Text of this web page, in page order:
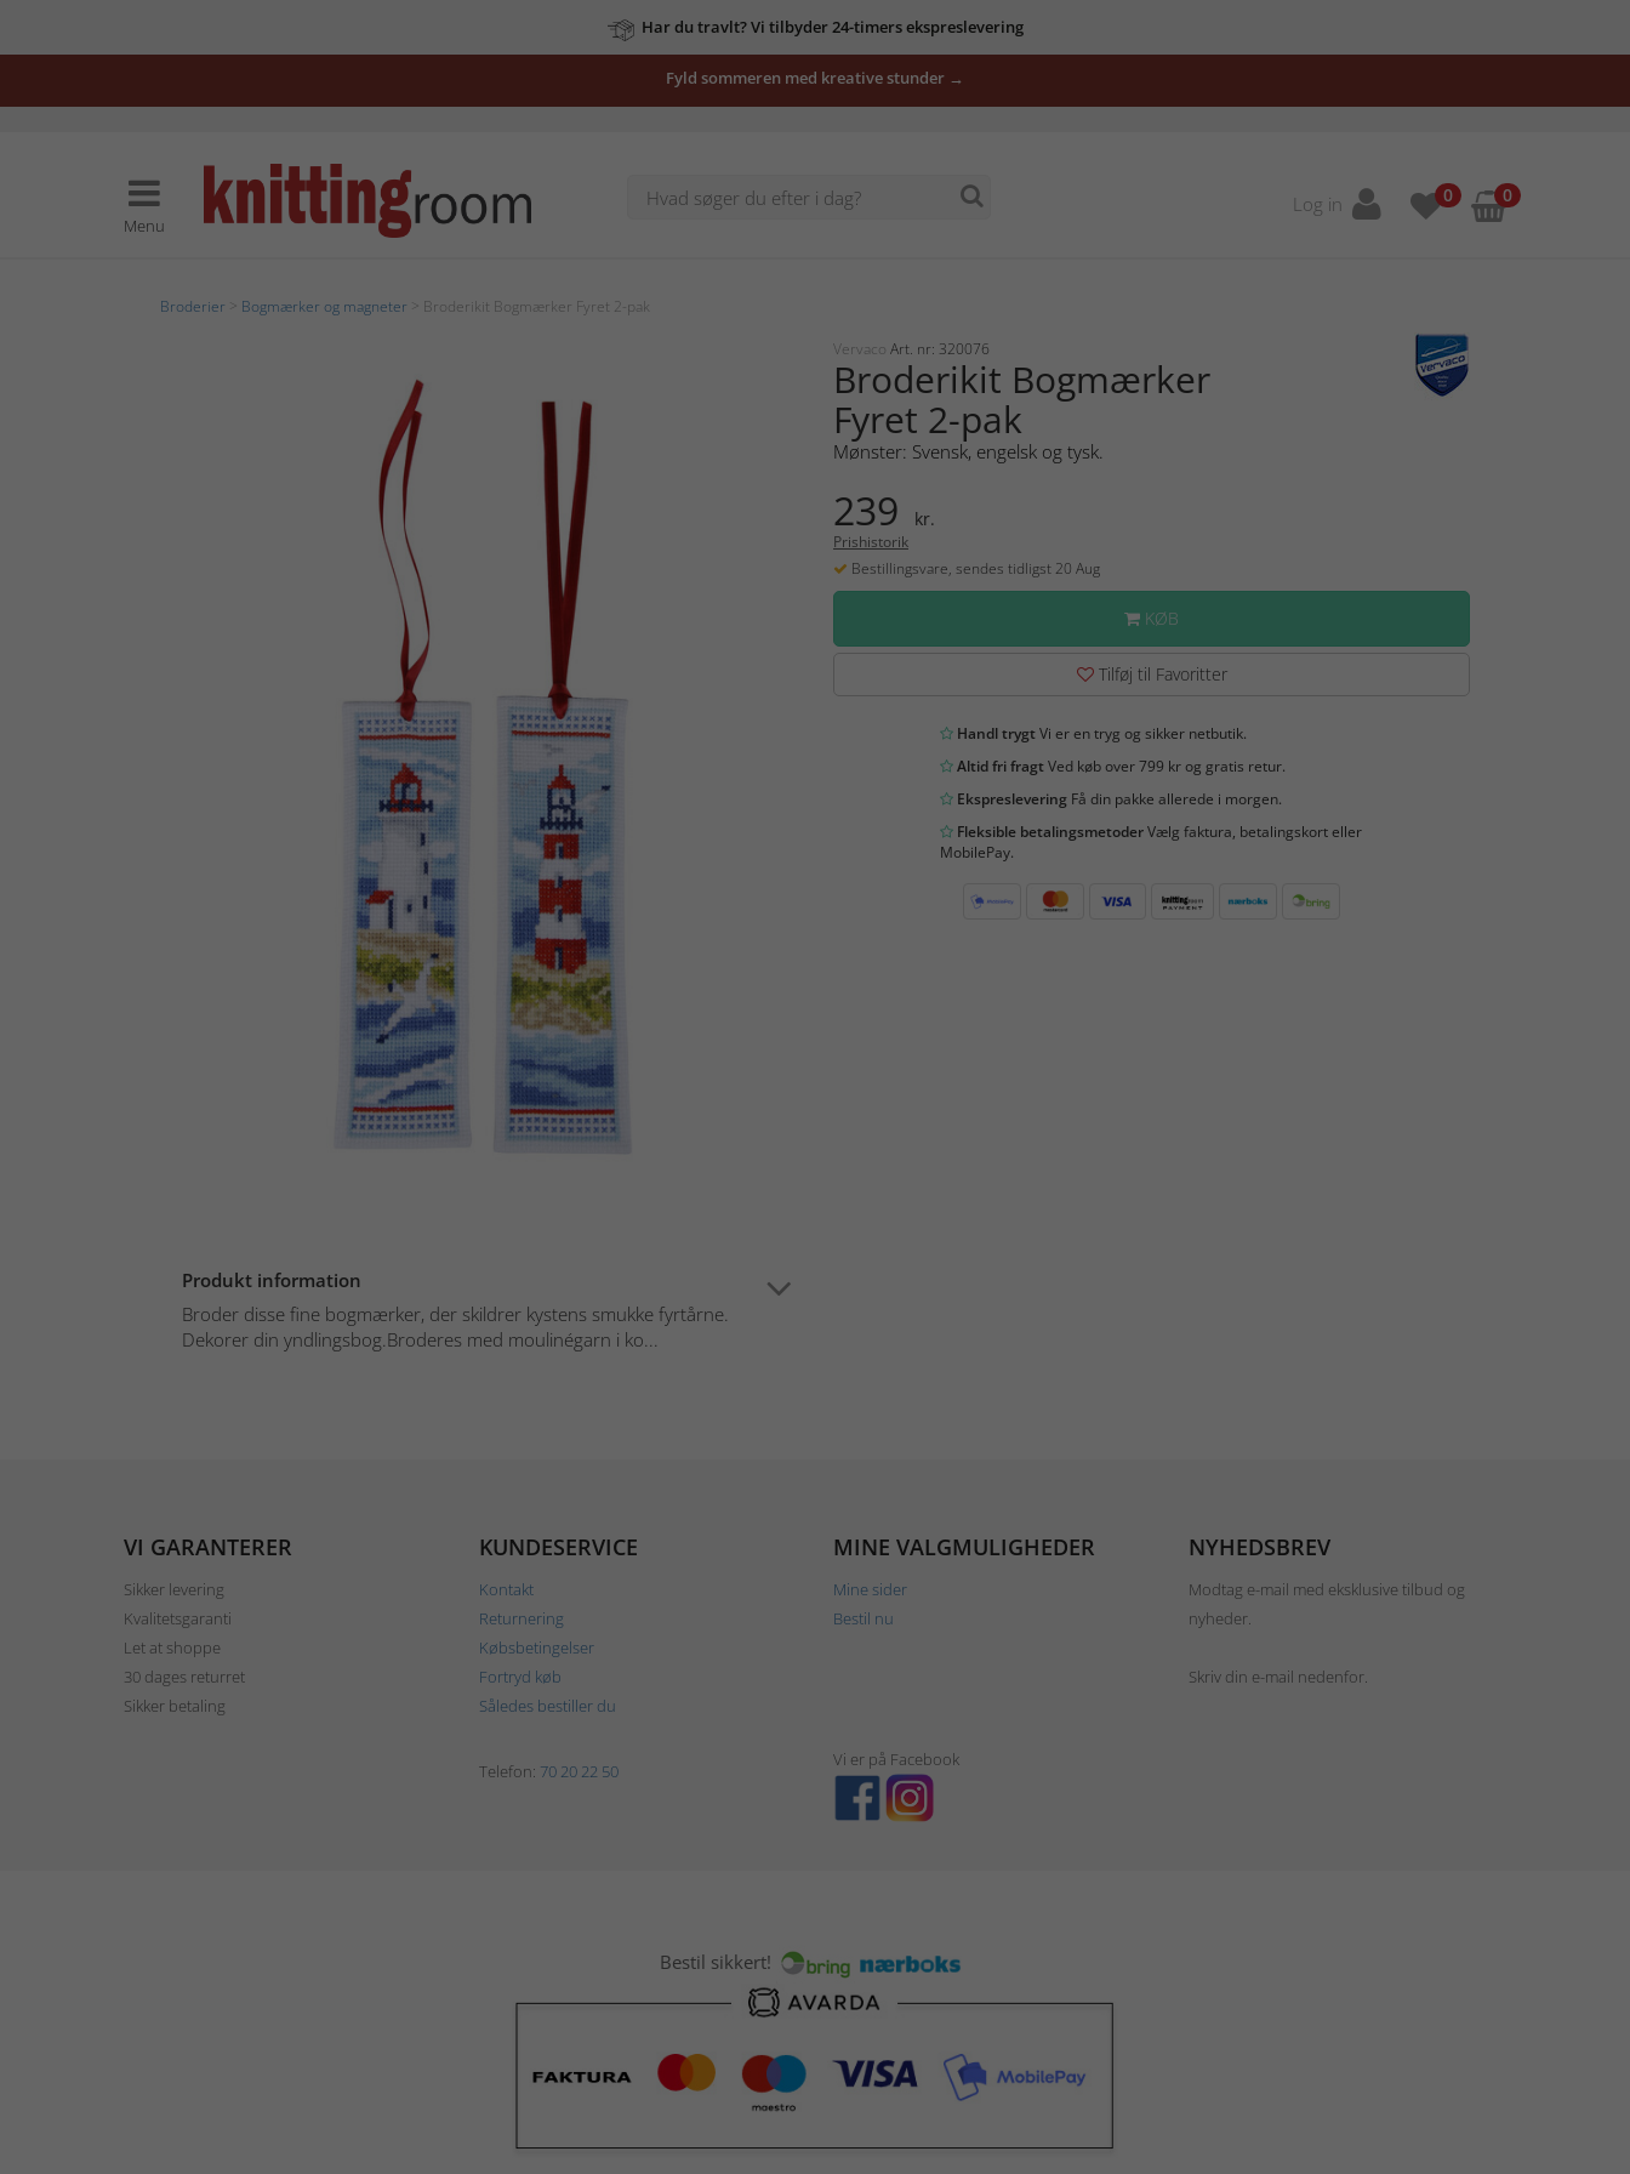
Har du travlt? Vi tilbyder 24-timers ekspreslevering
Fyld sommeren med kreative stunder →
Menu
Log in 0 0
Broderier Bogmærker og magneter > Broderikit Bogmærker Fyret 2-pak
Produkt information
Broder disse fine bogmærker, der skildrer kystens smukke fyrtårne.
Dekorer din yndlingsbog.Broderes med moulinégarn i ko...
Vervaco Art. nr: 320076
Broderikit Bogmærker
Fyret 2-pak
Mønster: Svensk, engelsk og tysk.
239 kr.
Prishistorik
Bestillingsvare, sendes tidligst 20 Aug
KØB
Tilføj til Favoritter
Handl trygtVi er en tryg og sikker netbutik.
Altid fri fragtVed køb over 799 kr og gratis retur.
EkspresleveringFå din pakke allerede i morgen.
Fleksible betalingsmetoderVælg faktura, betalingskort eller
MobilePay.
VI GARANTERER
Sikker levering
Kvalitetsgaranti
Let at shoppe
30 dages returret
Sikker betaling
KUNDESERVICE
Kontakt
Returnering
Købsbetingelser
Fortryd køb
Således bestiller du
MINE VALGMULIGHEDER
Mine sider
Bestil nu
NYHEDSBREV
Modtag e-mail med eksklusive tilbud og
nyheder.
Skriv din e-mail nedenfor.
Telefon: 70 20 22 50
Vi er på Facebook
Bestil sikkert!